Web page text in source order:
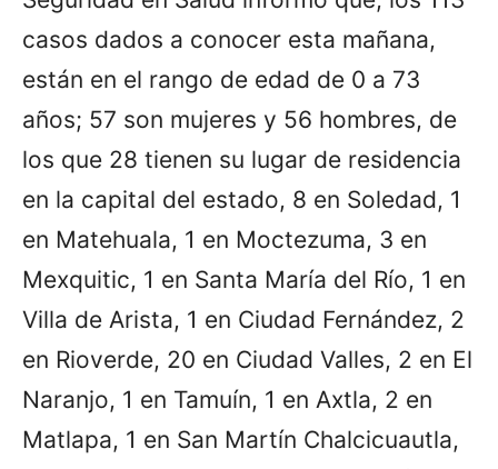
casos dados a conocer esta mañana,
están en el rango de edad de 0 a 73
años; 57 son mujeres y 56 hombres, de
los que 28 tienen su lugar de residencia
en la capital del estado, 8 en Soledad, 1
en Matehuala, 1 en Moctezuma, 3 en
Mexquitic, 1 en Santa María del Río, 1 en
Villa de Arista, 1 en Ciudad Fernández, 2
en Rioverde, 20 en Ciudad Valles, 2 en El
Naranjo, 1 en Tamuín, 1 en Axtla, 2 en
Matlapa, 1 en San Martín Chalcicuautla,